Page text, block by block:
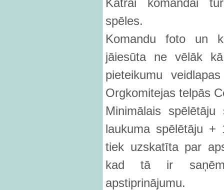
Katrai komandai
spēles.
Komandu foto un
jāiesūta ne vēlāk
pieteikumu
Orgkomitejas telpās
Minimālais
laukuma spēlētāju +
tiek uzskatīta par
kad tā ir
apstiprinājumu.